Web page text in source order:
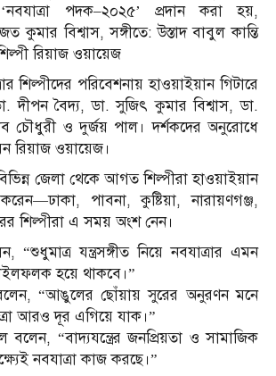
পদক–২০২৫’ প্রদান করা হয়,
কুমার বিশ্বাস, সঙ্গীতে: উস্তাদ বাবুল কান্তি
রিয়াজ ওয়ায়েজ
শিল্পীদের পরিবেশনায় হাওয়াইয়ান গিটারে
দীপন বৈদ্য, ডা. সুজিৎ কুমার বিশ্বাস, ডা.
চৌধুরী ও দুর্জয় পাল। দর্শকদের অনুরোধে
রিয়াজ ওয়ায়েজ।
জেলা থেকে আগত শিল্পীরা হাওয়াইয়ান
পাবনা, কুষ্টিয়া, নারায়ণগঞ্জ,
শিল্পীরা এ সময় অংশ নেন।
“শুধুমাত্র যন্ত্রসঙ্গীত নিয়ে নবযাত্রার এমন
হয়ে থাকবে।”
“আঙুলের ছোঁয়ায় সুরের অনুরণন মনে
আরও দূর এগিয়ে যাক।”
“বাদ্যযন্ত্রের জনপ্রিয়তা ও সামাজিক
নবযাত্রা কাজ করছে।”